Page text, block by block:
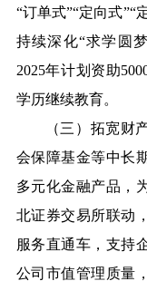
“订单式”“定向式”“
持续深化“求学圆
2025年计划资助
学历继续教育。
（三）拓宽财
会保障基金等中长
多元化金融产品，
北证券交易所联动
服务直通车，支持
公司市值管理质量